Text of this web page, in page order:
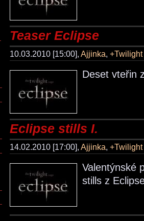
Teaser Eclipse
10.03.2010 [15:00], Ajjinka
Deset vteřin
Eclipse stills I.
14.02.2010 [17:00], Ajjinka
Valentýnské
stills z